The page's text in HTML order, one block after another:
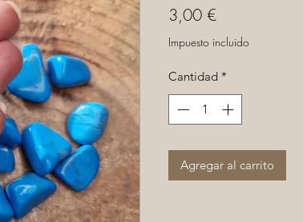
3,00 €Precio
Impuesto incluido
Cantidad *
Agregar al carrito